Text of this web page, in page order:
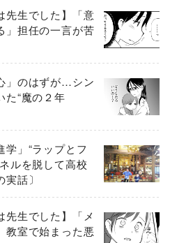
先生でした】「意
」担任の一言が苦
」のはずが…シン
た“魔の２年
学」“ラップとフ
ルを脱して高校
話〕
先生でした】「メ
教室で始まった悪